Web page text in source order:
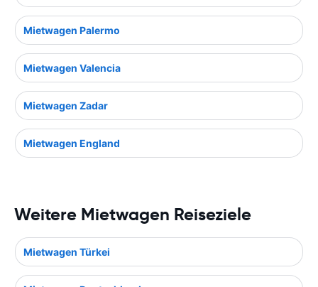
Mietwagen Palermo
Mietwagen Valencia
Mietwagen Zadar
Mietwagen England
Weitere Mietwagen Reiseziele
Mietwagen Türkei